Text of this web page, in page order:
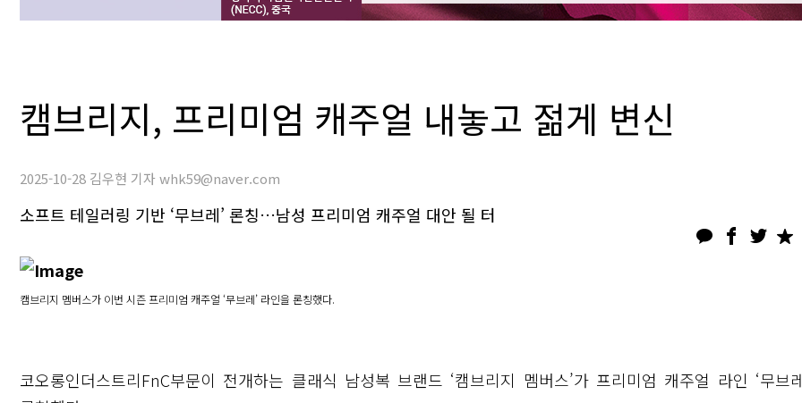
캠브리지, 프리미엄 캐주얼 내놓고 젊게 변신
2025-10-28 김우현 기자 whk59@naver.com
소프트 테일러링 기반 ‘무브레’ 론칭…남성 프리미엄 캐주얼 대안 될 터
캠브리지 멤버스가 이번 시즌 프리미엄 캐주얼 ‘무브레’ 라인을 론칭했다.
코오롱인더스트리FnC부문이 전개하는 클래식 남성복 브랜드 ‘캠브리지 멤버스’가 프리미엄 캐주얼 라인 ‘무브